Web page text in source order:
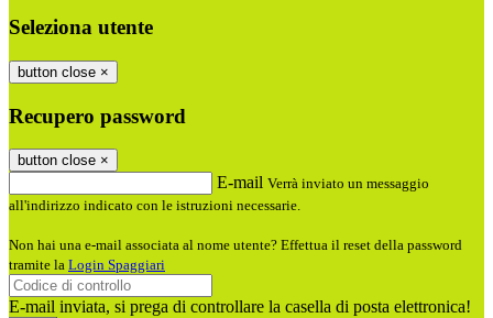
Seleziona utente
button close ×
Recupero password
button close ×
E-mail Verrà inviato un messaggio
all'indirizzo indicato con le istruzioni necessarie.
Non hai una e-mail associata al nome utente? Effettua il reset della password
tramite la Login Spaggiari
E-mail inviata, si prega di controllare la casella di posta elettronica!